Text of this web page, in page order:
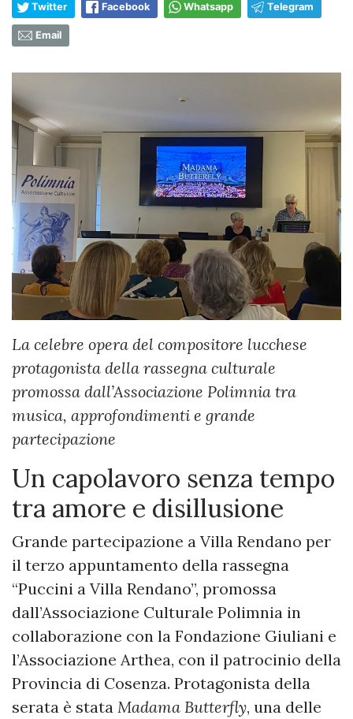
Twitter Facebook Whatsapp Telegram
Email
La celebre opera del compositore lucchese
protagonista della rassegna culturale
promossa dall’Associazione Polimnia tra
musica, approfondimenti e grande
partecipazione
Un capolavoro senza tempo
tra amore e disillusione
Grande partecipazione a Villa Rendano per
il terzo appuntamento della rassegna
“Puccini a Villa Rendano”, promossa
dall’Associazione Culturale Polimnia in
collaborazione con la Fondazione Giuliani e
l’Associazione Arthea, con il patrocinio della
Provincia di Cosenza. Protagonista della
serata è stata Madama Butterfly, una delle